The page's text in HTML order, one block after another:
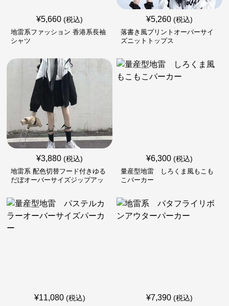
¥5,660 (税込)
地雷系ファッション 香港系長袖
シャツ
¥5,260 (税込)
落書き風プリントオーバーサイ
ズニットトップス
¥3,880 (税込)
地雷系 配色切替フード付きゆる
だぼオーバーサイズジップアッ
¥6,300 (税込)
量産型地雷 しろくま風もこも
こパーカー
¥11,080 (税込) ¥7,390 (税込)